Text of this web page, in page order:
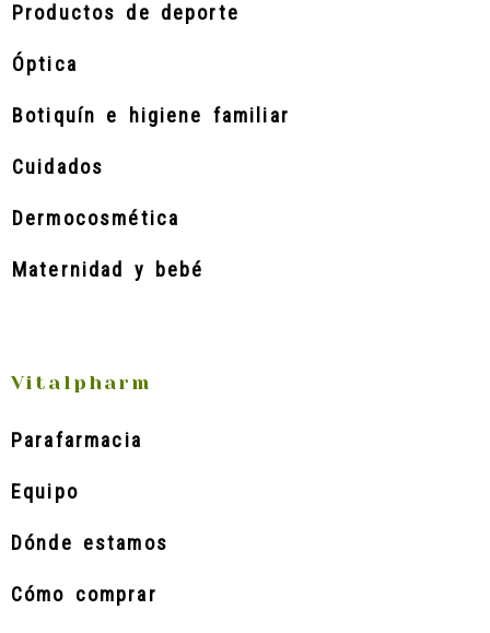
Productos de deporte
Óptica
Botiquín e higiene familiar
Cuidados
Dermocosmética
Maternidad y bebé
Vitalpharm
Parafarmacia
Equipo
Dónde estamos
Cómo comprar